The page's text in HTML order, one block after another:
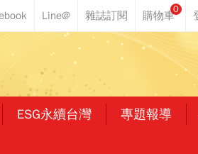
0
ESG永續台灣 專題報導